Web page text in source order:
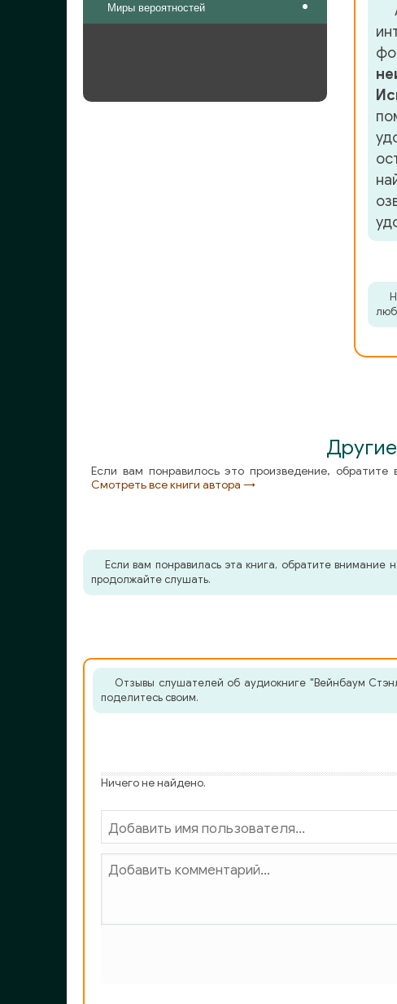
Миры вероятностей
Если вам понравилось это произведение,
Смотреть все книги автора →
Если вам понравилась эта книга, обратите
продолжайте слушать.
Отзывы слушателей об аудиокниге "Вейнбаум
поделитесь своим.
Ничего не найдено.